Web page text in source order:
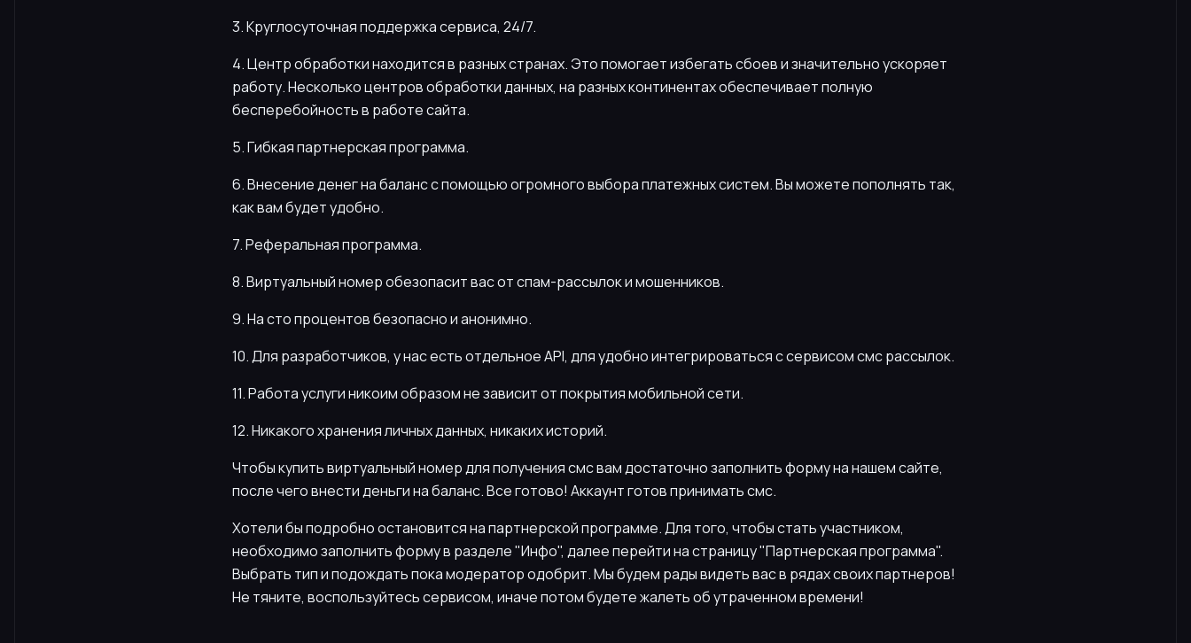
3. Круглосуточная поддержка сервиса, 24/7.
4. Центр обработки находится в разных странах. Это помогает избегать сбоев и значительно ускоряет
работу. Несколько центров обработки данных, на разных континентах обеспечивает полную
бесперебойность в работе сайта.
5. Гибкая партнерская программа.
6. Внесение денег на баланс с помощью огромного выбора платежных систем. Вы можете пополнять так,
как вам будет удобно.
7. Реферальная программа.
8. Виртуальный номер обезопасит вас от спам-рассылок и мошенников.
9. На сто процентов безопасно и анонимно.
10. Для разработчиков, у нас есть отдельное API, для удобно интегрироваться с сервисом смс рассылок.
11. Работа услуги никоим образом не зависит от покрытия мобильной сети.
12. Никакого хранения личных данных, никаких историй.
Чтобы купить виртуальный номер для получения смс вам достаточно заполнить форму на нашем сайте,
после чего внести деньги на баланс. Все готово! Аккаунт готов принимать смс.
Хотели бы подробно остановится на партнерской программе. Для того, чтобы стать участником,
необходимо заполнить форму в разделе "Инфо", далее перейти на страницу "Партнерская программа".
Выбрать тип и подождать пока модератор одобрит. Мы будем рады видеть вас в рядах своих партнеров!
Не тяните, воспользуйтесь сервисом, иначе потом будете жалеть об утраченном времени!